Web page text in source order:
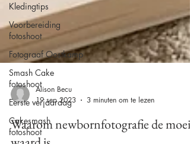
Kledingtips
Voorbereiding
fotoshoot
Fotograaf Oostkamp
Smash Cake
fotoshoot
Eerste verjaardag
Cakesmash
fotoshoot
Alison Becu
19 sep 2023
3 minuten om te lezen